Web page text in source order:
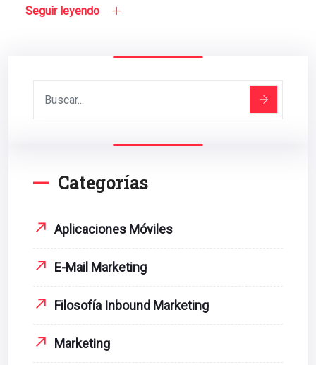
Seguir leyendo
Categorías
Aplicaciones Móviles
E-Mail Marketing
Filosofía Inbound Marketing
Marketing